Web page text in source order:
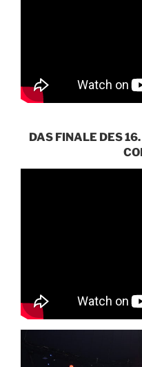
DAS FINALE DES